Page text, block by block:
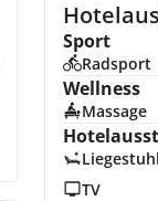
Sport
Radsport
Wellness
Massage
Liegestuhl
TV